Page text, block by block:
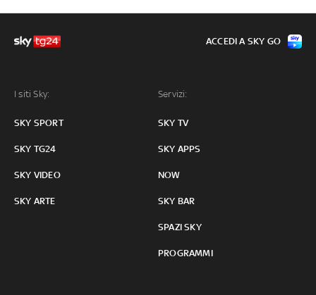
I siti Sky:
SKY SPORT
SKY TG24
SKY VIDEO
SKY ARTE
Servizi:
SKY TV
SKY APPS
NOW
SKY BAR
SPAZI SKY
PROGRAMMI
ACCEDI A SKY GO